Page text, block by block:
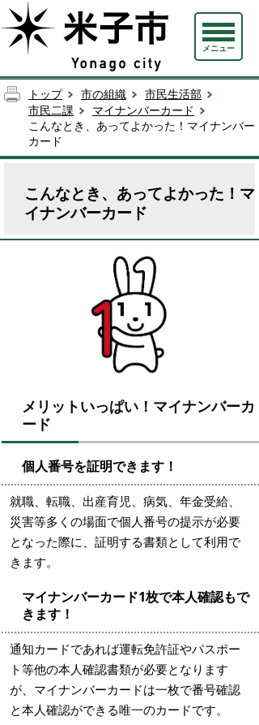
メニュー
トップ 市の組織
市民生活部
市民二課
マイナンバーカード
こんなとき、あってよかった！マイナンバー
カード
こんなとき、あってよかった！マ
イナンバーカード
メリットいっぱい！マイナンバーカ
ード
個人番号を証明できます！
就職、転職、出産育児、病気、年金受給、
災害等多くの場面で個人番号の提示が必要
となった際に、証明する書類として利用で
きます。
マイナンバーカード1枚で本人確認もで
きます！
通知カードであれば運転免許証やパスポー
ト等他の本人確認書類が必要となります
が、マイナンバーカードは一枚で番号確認
と本人確認ができる唯一のカードです。